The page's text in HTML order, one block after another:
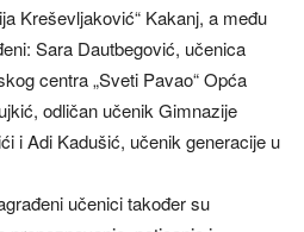
Kreševljaković“ Kakanj, a među
Sara Dautbegović, učenica
centra „Sveti Pavao“ Opća
odličan učenik Gimnazije
i Adi Kadušić, učenik generacije u
učenici također su